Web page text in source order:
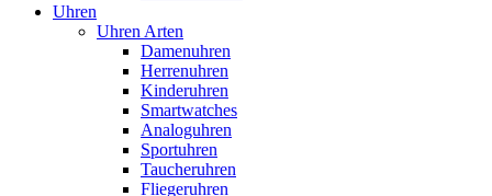
Uhren
Uhren Arten
Damenuhren
Herrenuhren
Kinderuhren
Smartwatches
Analoguhren
Sportuhren
Taucheruhren
Fliegeruhren